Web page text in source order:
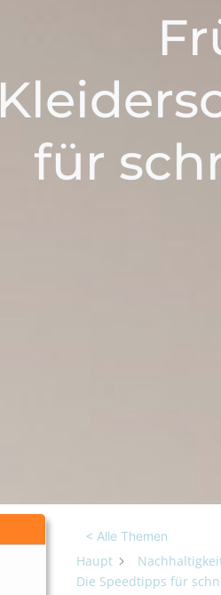
für
< Alle Themen
Haupt
Die Speedtipps für